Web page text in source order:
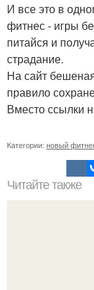
И все это в
фитнес - игры
питайся и
страдание.
На сайт
правило
Вместо ссылки
Категории: новый
Читайте также